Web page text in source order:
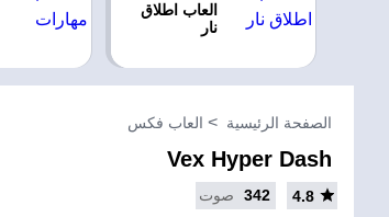
العاب اطلاق
نار
الصفحة الرئيسية العاب فكس
Vex Hyper Dash
4.8
342 صوت